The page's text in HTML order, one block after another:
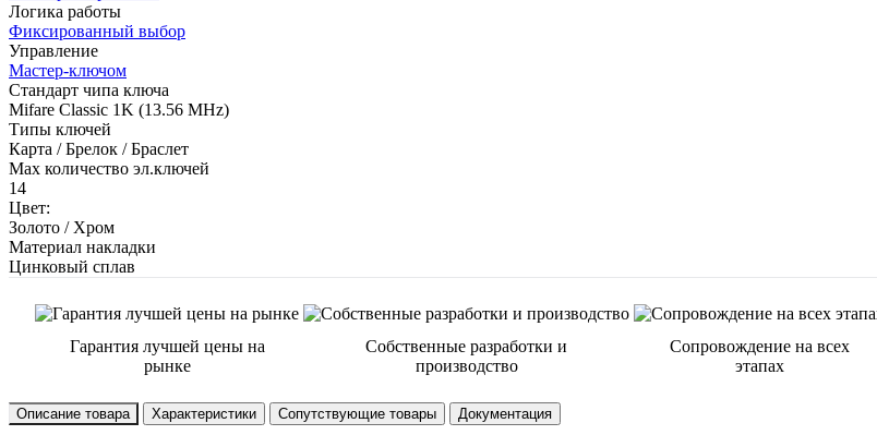
Логика работы
Фиксированный выбор
Управление
Мастер-ключом
Стандарт чипа ключа
Mifare Classic 1K (13.56 MHz)
Типы ключей
Карта / Брелок / Браслет
Max количество эл.ключей
14
Цвет:
Золото / Хром
Материал накладки
Цинковый сплав
Гарантия лучшей цены на
рынке
Собственные разработки и
производство
Сопровождение на всех
этапах
Описание товара Характеристики Сопутствующие товары Документация